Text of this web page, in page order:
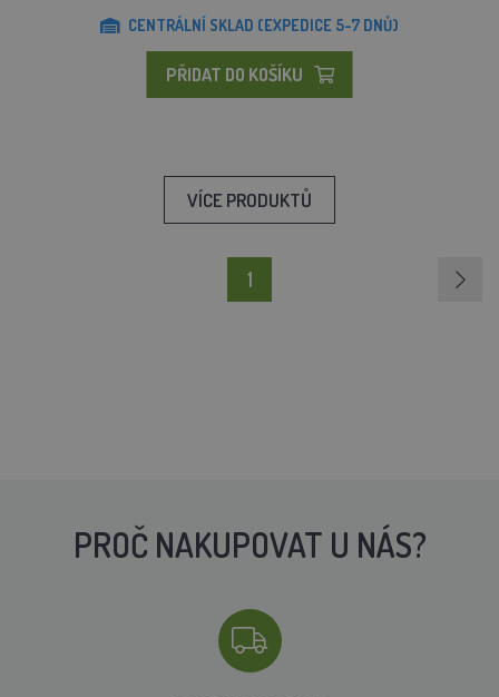
CENTRÁLNÍ SKLAD (EXPEDICE 5-7 DNŮ)
PŘIDAT DO KOŠÍKU
VÍCE PRODUKTŮ
1
PROČ NAKUPOVAT U NÁS?